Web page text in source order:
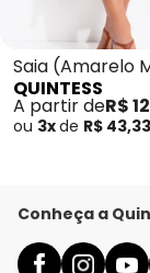
Saia (Amarelo
em Malha
QUINTESS
A partir deR$
ou 3xde R$ 43,33
Conheça a